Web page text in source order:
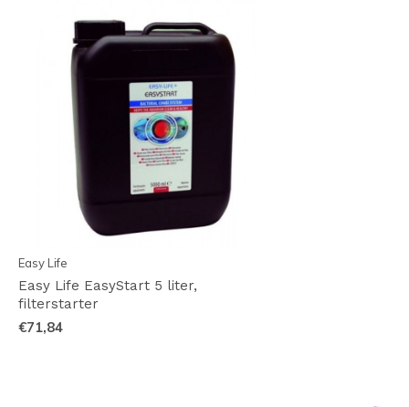
Easy Life
Easy Life EasyStart 5 liter,
filterstarter
€71,84